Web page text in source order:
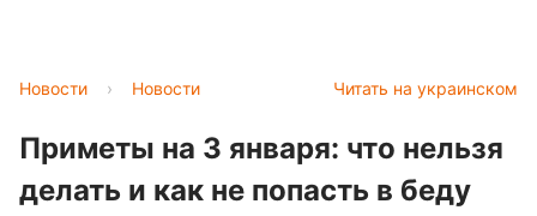
Читать на украинском
Новости › Новости
Приметы на 3 января: что нельзя
делать и как не попасть в беду